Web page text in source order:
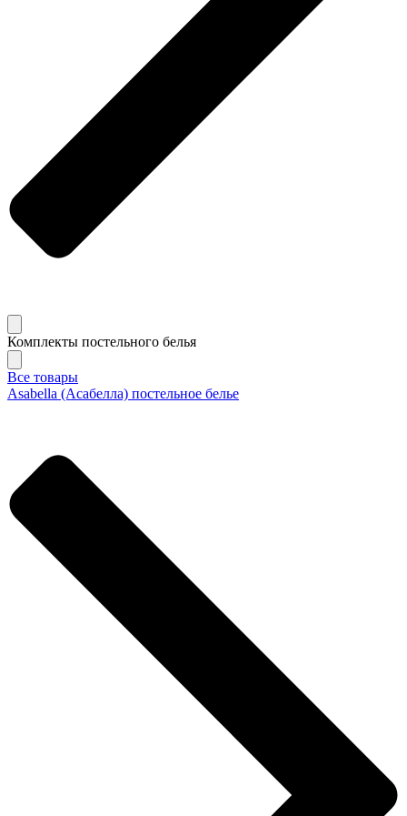
Комплекты постельного белья
Все товары
Asabella (Асабелла) постельное белье